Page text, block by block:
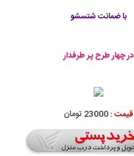
با ضمانت شتسشو
در چهار طرح پر طرفدار
قیمت :23000 تومان